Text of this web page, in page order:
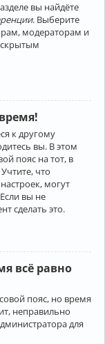
вы найдёте
. Выберите
модераторам и
скрытым
к другому
вы. В этом
пояс на тот, в
что
могут
вы не
сделать это.
всё равно
пояс, но время
неправильно
для